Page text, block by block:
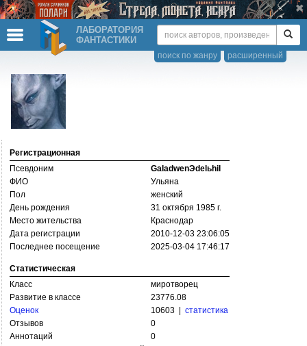
ЛАБОРАТОРИЯ
ФАНТАСТИКИ
расширенный
поиск по жанру
Регистрационная
Псевдоним
GaladwenЭdelьhil
ФИО
Ульяна
Пол
женский
День рождения
31 октября 1985 г.
Место жительства
Краснодар
Дата регистрации
2010-12-03 23:06:05
Последнее посещение
2025-03-04 17:46:17
Статистическая
Класс
миротворец
Развитие в классе
23776.08
Оценок
10603 | статистика
Отзывов
0
Аннотаций
0